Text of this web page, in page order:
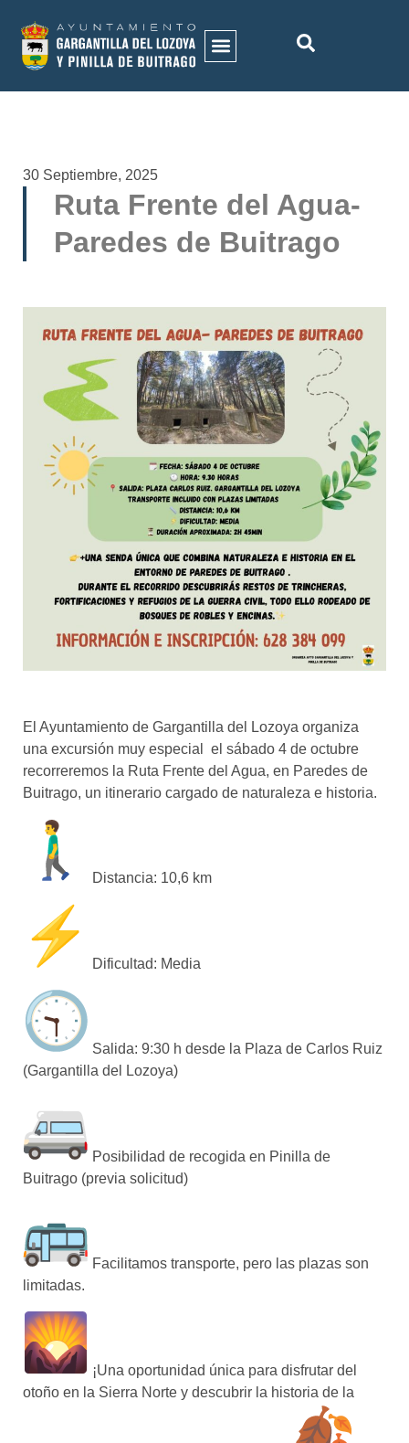
30 Septiembre, 2025
Ruta Frente del Agua-
Paredes de Buitrago
El Ayuntamiento de Gargantilla del Lozoya organiza
una excursión muy especial el sábado 4 de octubre
recorreremos la Ruta Frente del Agua, en Paredes de
Buitrago, un itinerario cargado de naturaleza e historia.
Distancia: 10,6 km
Dificultad: Media
Salida: 9:30 h desde la Plaza de Carlos Ruiz
(Gargantilla del Lozoya)
Posibilidad de recogida en Pinilla de
Buitrago (previa solicitud)
Facilitamos transporte, pero las plazas son
limitadas.
¡Una oportunidad única para disfrutar del
otoño en la Sierra Norte y descubrir la historia de la